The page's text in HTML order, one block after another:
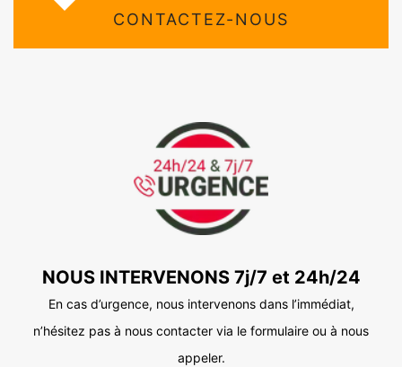
CONTACTEZ-NOUS
NOUS INTERVENONS 7j/7 et 24h/24
En cas d’urgence, nous intervenons dans l’immédiat,
n’hésitez pas à nous contacter via le formulaire ou à nous
appeler.